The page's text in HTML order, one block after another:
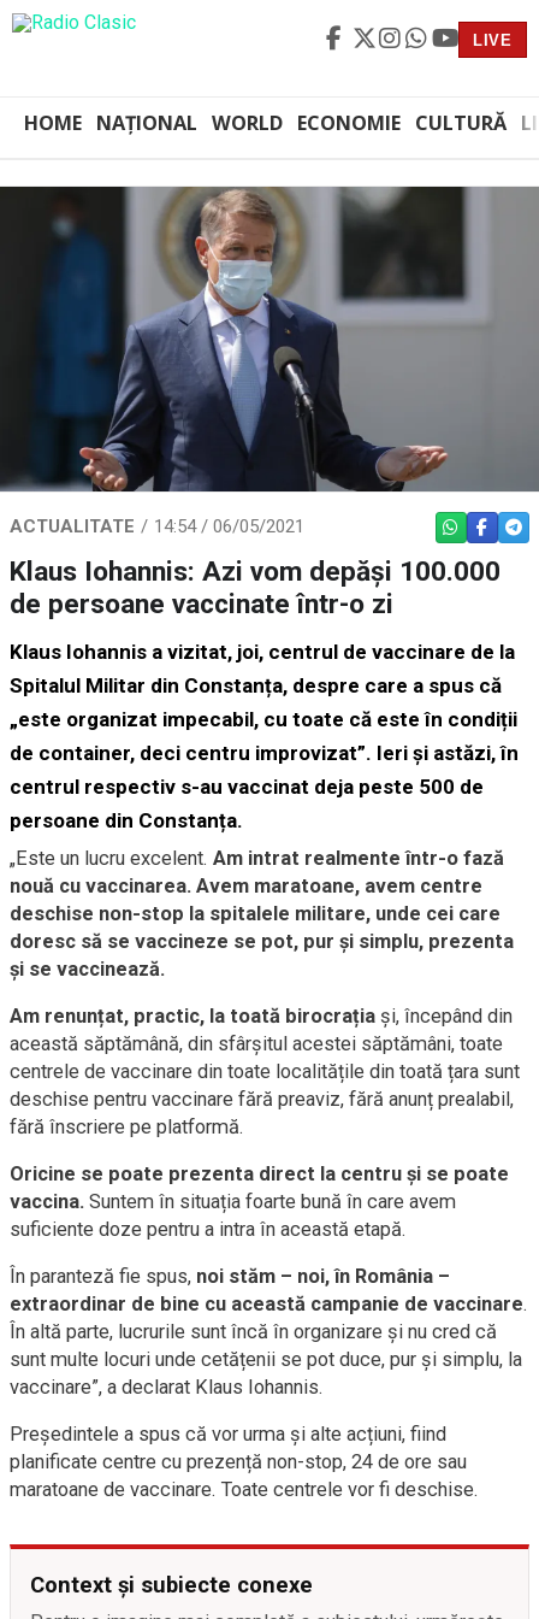
LIVE
HOME NAȚIONAL WORLD ECONOMIE CULTURĂ
ACTUALITATE 14:54 / 06/05/2021 WHATSAPP
Klaus Iohannis: Azi vom depăși 100.000
de persoane vaccinate într-o zi
Klaus Iohannis a vizitat, joi, centrul de vaccinare de la
Spitalul Militar din Constanța, despre care a spus că
„este organizat impecabil, cu toate că este în condiții
de container, deci centru improvizat”. Ieri și astăzi, în
centrul respectiv s-au vaccinat deja peste 500 de
persoane din Constanța.
„Este un lucru excelent. Am intrat realmente într-o fază
nouă cu vaccinarea. Avem maratoane, avem centre
deschise non-stop la spitalele militare, unde cei care
doresc să se vaccineze se pot, pur și simplu, prezenta
și se vaccinează.
Am renunțat, practic, la toată birocrația și, începând din
această săptămână, din sfârșitul acestei săptămâni, toate
centrele de vaccinare din toate localitățile din toată țara sunt
deschise pentru vaccinare fără preaviz, fără anunț prealabil,
fără înscriere pe platformă.
Oricine se poate prezenta direct la centru și se poate
vaccina. Suntem în situația foarte bună în care avem
suficiente doze pentru a intra în această etapă.
În paranteză fie spus, noi stăm – noi, în România –
extraordinar de bine cu această campanie de vaccinare.
În altă parte, lucrurile sunt încă în organizare și nu cred că
sunt multe locuri unde cetățenii se pot duce, pur și simplu, la
vaccinare”, a declarat Klaus Iohannis.
Președintele a spus că vor urma și alte acțiuni, fiind
planificate centre cu prezență non-stop, 24 de ore sau
maratoane de vaccinare. Toate centrele vor fi deschise.
Context și subiecte conexe